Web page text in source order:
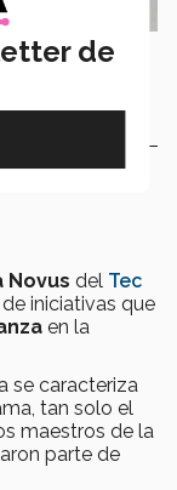
Inspirador
Novus del Tec
iniciativas que
en la
se caracteriza
tan solo el
maestros de la
parte de
de